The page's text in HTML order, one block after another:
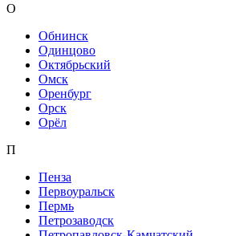
О
Обнинск
Одинцово
Октябрьский
Омск
Оренбург
Орск
Орёл
П
Пенза
Первоуральск
Пермь
Петрозаводск